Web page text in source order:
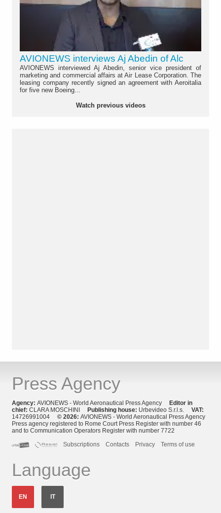
AVIONEWS interviews Aj Abedin of Alc
AVIONEWS interviewed Aj Abedin, senior vice president of
marketing and commercial affairs at Air Lease Corporation. The
leasing company recently signed an agreement with Aeroitalia
for five new Boeing...
Watch previous videos
Press Agency
Agency: AVIONEWS - World Aeronautical Press Agency
Editor in
chief: CLARA MOSCHINI Publishing house: Urbevideo S.r.l.s. VAT:
14726991004 © 2026: AVIONEWS - World Aeronautical Press Agency
Press agency registered to Rome Court Press Register with number 46
and to Communication Operators Register with number 7722
Subscriptions
Contacts Privacy Terms of use
Language
EN IT